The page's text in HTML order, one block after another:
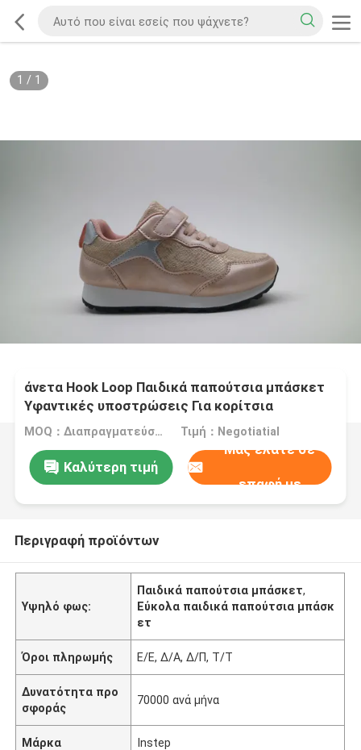
1 / 1
άνετα Hook Loop Παιδικά παπούτσια μπάσκετ
Υφαντικές υποστρώσεις Για κορίτσια
MOQ：Διαπραγματεύσιμα Τιμή：Negotiatial
Καλύτερη τιμή
Μας ελάτε σε
επαφή με
Περιγραφή προϊόντων
Υψηλό φως:
Παιδικά παπούτσια μπάσκετ,
Εύκολα παιδικά παπούτσια μπάσκ
ετ
Όροι πληρωμής Ε/Ε, Δ/Α, Δ/Π, Τ/Τ
Δυνατότητα προ
σφοράς
70000 ανά μήνα
Μάρκα Instep